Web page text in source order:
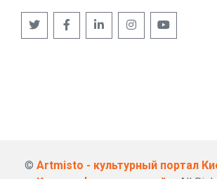
© Artmisto - культурный портал